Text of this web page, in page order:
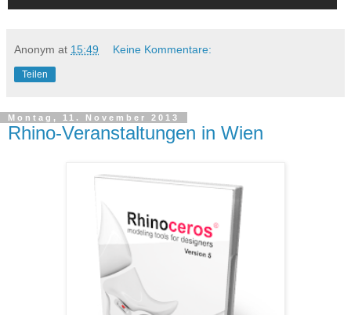
Anonym at 15:49 Keine Kommentare:
Teilen
Montag, 11. November 2013
Rhino-Veranstaltungen in Wien